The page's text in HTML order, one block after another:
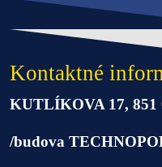
Kontaktné
KUTLÍKOVA 17, 851
/budova